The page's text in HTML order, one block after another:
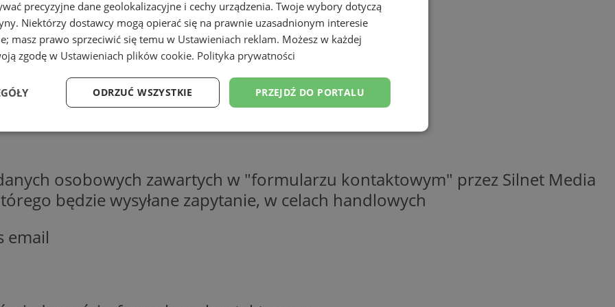
osobowych zawartych w "formularzu kontaktowym" przez Silnet Media
będzie wysyłane zapytanie, w celach handlowych
email
precyzyjne dane geolokalizacyjne i cechy urządzenia. Twoje wybory dotyczą
Niektórzy dostawcy mogą opierać się na prawnie uzasadnionym interesie
masz prawo sprzeciwić się temu w Ustawieniach reklam. Możesz w każdej
zgodę w Ustawieniach plików cookie. Polityka prywatności
PRZEJDŹ DO PORTALU
ODRZUĆ WSZYSTKIE
Wydajność Targetowanie Funkcjonalność Niesklasyfikowane